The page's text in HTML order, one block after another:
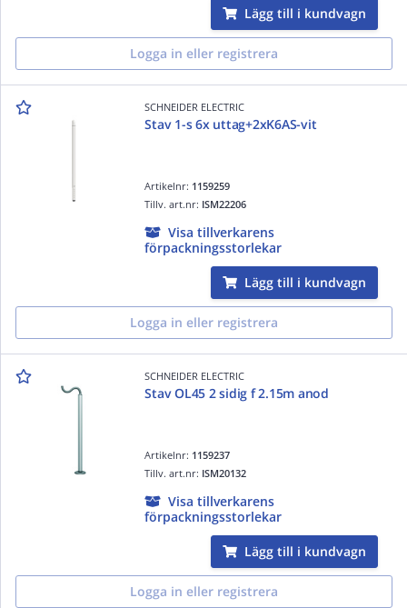
Lägg till i kundvagn
Logga in eller registrera
SCHNEIDER ELECTRIC
Stav 1-s 6x uttag+2xK6AS-vit
Artikelnr: 1159259
Tillv. art.nr: ISM22206
Visa tillverkarens
förpackningsstorlekar
Lägg till i kundvagn
Logga in eller registrera
SCHNEIDER ELECTRIC
Stav OL45 2 sidig f 2.15m anod
Artikelnr: 1159237
Tillv. art.nr: ISM20132
Visa tillverkarens
förpackningsstorlekar
Lägg till i kundvagn
Logga in eller registrera